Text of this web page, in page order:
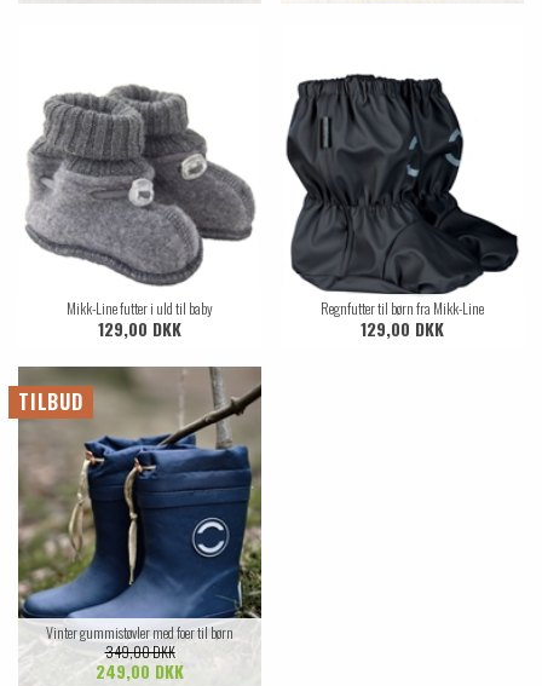
Mikk-Line futter i uld til baby
129,00 DKK
Regnfutter til børn fra Mikk-Line
129,00 DKK
NYHED
TILBUD
Vinter gummistøvler med foer til børn
349,00 DKK
249,00 DKK